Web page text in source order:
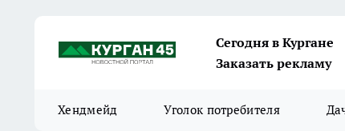
Сегодня в Кургане
Заказать рекламу
Хендмейд Уголок потребителя